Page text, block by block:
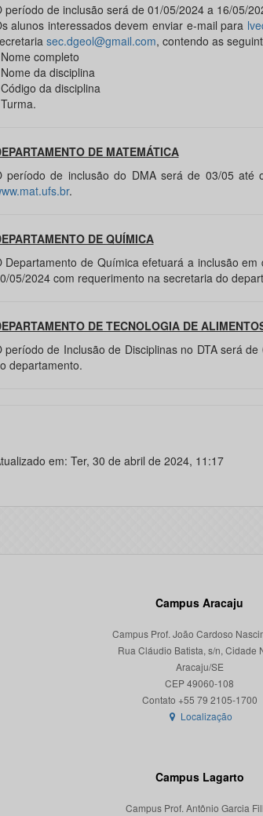
período de inclusão será de 01/05/2024 a 16/05/
alunos interessados devem enviar e-mail para
sec.dgeol@gmail.com, contendo as
completo
da disciplina
da disciplina
DE MATEMÁTICA
período de inclusão do DMA será de 03/05 até
.
DE QUÍMICA
Departamento de Química efetuará a inclusão
05/2024 com requerimento na secretaria do
DE TECNOLOGIA DE
período de Inclusão de Disciplinas no DTA será
departamento.
em: Ter, 30 de abril de 2024, 11:17
Campus Aracaju
Campus Prof. João Cardoso
Rua Cláudio Batista, s/n, Cidade
Aracaju/SE
CEP 49060-108
Localização
Campus Lagarto
Campus Prof. Antônio Garcia